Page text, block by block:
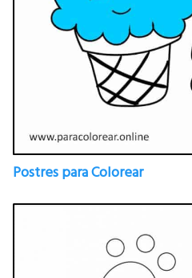
Postres para Colorear